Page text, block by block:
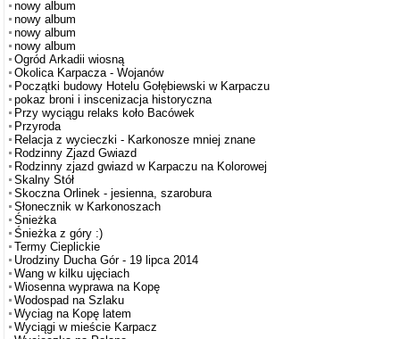
nowy album
nowy album
nowy album
nowy album
Ogród Arkadii wiosną
Okolica Karpacza - Wojanów
Początki budowy Hotelu Gołębiewski w Karpaczu
pokaz broni i inscenizacja historyczna
Przy wyciągu relaks koło Bacówek
Przyroda
Relacja z wycieczki - Karkonosze mniej znane
Rodzinny Zjazd Gwiazd
Rodzinny zjazd gwiazd w Karpaczu na Kolorowej
Skalny Stół
Skoczna Orlinek - jesienna, szarobura
Słonecznik w Karkonoszach
Śnieżka
Śnieżka z góry :)
Termy Cieplickie
Urodziny Ducha Gór - 19 lipca 2014
Wang w kilku ujęciach
Wiosenna wyprawa na Kopę
Wodospad na Szlaku
Wyciag na Kopę latem
Wyciągi w mieście Karpacz